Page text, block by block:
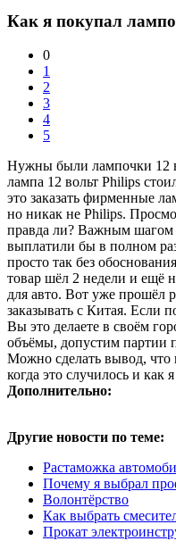
Как я покупал
0
1
2
3
4
5
Нужны были лампочки 12
лампа 12 вольт Philips
это заказать фирменные
но никак не Philips.
правда ли? Важным шагом
выплатили бы в полном
просто так без
товар шёл 2 недели и ещё
для авто. Вот уже прошёл
заказывать с Китая. Если
Вы это делаете в своём
объёмы, допустим партии
Можно сделать вывод, что
когда это случилось и как
Дополнительно:
Другие новости по теме:
Растаможка
Почему я выбрал
Волонтёрство
Как выбрать
Прокат